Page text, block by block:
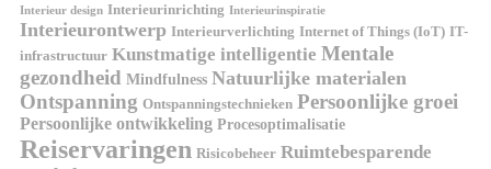
Interieur design Interieurinrichting Interieurinspiratie
Interieurontwerp Interieurverlichting Internet of Things (IoT) IT-
infrastructuur Kunstmatige intelligentie Mentale
gezondheid Mindfulness Natuurlijke materialen
Ontspanning Ontspanningstechnieken Persoonlijke groei
Persoonlijke ontwikkeling Procesoptimalisatie
Reiservaringen Risicobeheer Ruimtebesparende